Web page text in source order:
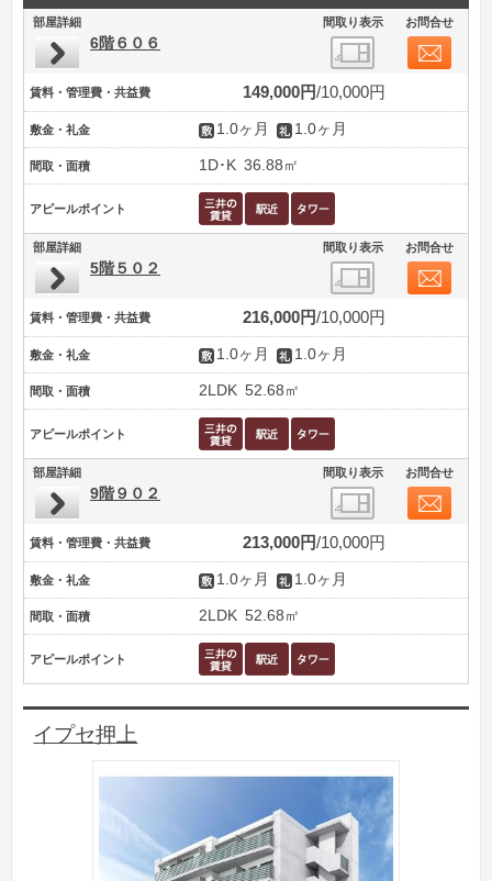
部屋詳細 間取り表示 お問合せ
6階６０６
賃料・管理費・共益費 149,000円 10,000円
敷金・礼金 1.0ヶ月 1.0ヶ月
間取・面積 1D･K 36.88㎡
アピールポイント
部屋詳細 間取り表示 お問合せ
5階５０２
賃料・管理費・共益費 216,000円 10,000円
敷金・礼金 1.0ヶ月 1.0ヶ月
間取・面積 2LDK 52.68㎡
アピールポイント
部屋詳細 間取り表示 お問合せ
9階９０２
賃料・管理費・共益費 213,000円 10,000円
敷金・礼金 1.0ヶ月 1.0ヶ月
間取・面積 2LDK 52.68㎡
アピールポイント
イプセ押上